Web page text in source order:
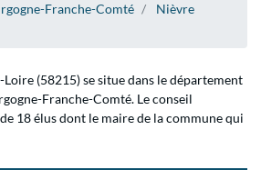
Franche-Comté
Nièvre
(58215) se situe dans le département
Franche-Comté. Le conseil
18 élus dont le maire de la commune qui